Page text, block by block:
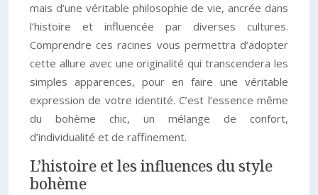
mais d’une véritable philosophie de vie, ancrée dans
l’histoire et influencée par diverses cultures.
Comprendre ces racines vous permettra d’adopter
cette allure avec une originalité qui transcendera les
simples apparences, pour en faire une véritable
expression de votre identité. C’est l’essence même
du bohème chic, un mélange de confort,
d’individualité et de raffinement.
L’histoire et les influences du style
bohème